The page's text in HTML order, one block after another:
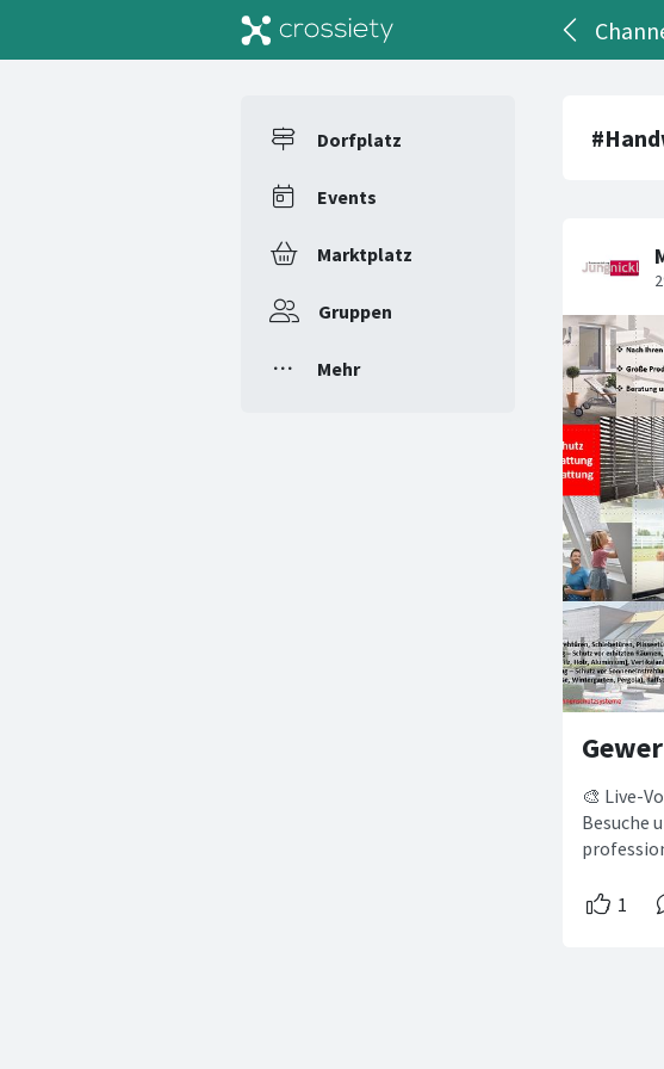
Dorfplatz
Events
Marktplatz
Gruppen
Mehr
🎨 Live-
Besuche